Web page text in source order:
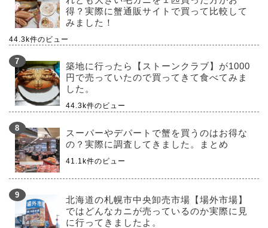
得？実際に蟹通販サイトで買って比較して
みました！
44.3k件のビュー
築地に行ったら【ストーンクラブ】が1000
円で売っていたので買ってきて食べてみま
した。
44.3k件のビュー
スーパーやデパートで蟹を買うのはお得な
の？実際に調査してきました。まとめ
41.1k件のビュー
北海道の札幌市中央卸売市場【場外市場】
ではどんなカニが売っているのか実際に見
に行ってきましたよ。